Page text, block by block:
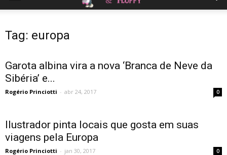
Tag: europa
Garota albina vira a nova ‘Branca de Neve da
Sibéria’ e...
Rogério Princiotti - abr 24, 2017 0
Ilustrador pinta locais que gosta em suas
viagens pela Europa
Rogério Princiotti - jan 30, 2017 0